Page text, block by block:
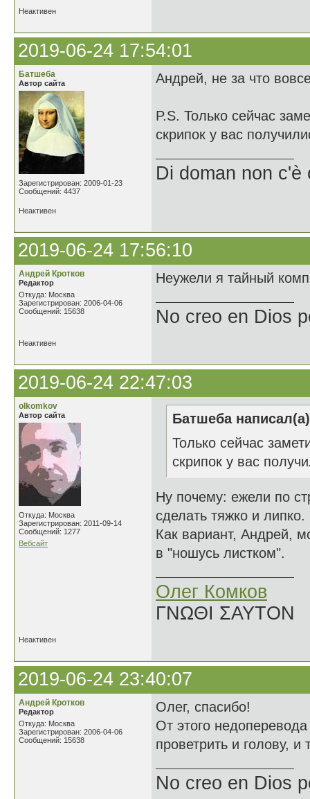
Неактивен
2019-06-24 17:54:01
Батшеба
Автор сайта
Зарегистрирован: 2009-01-23
Сообщений: 4437
Андрей, не за что
P.S. Только сейчас
скрипок у вас
Di doman non c'è
Неактивен
2019-06-24 17:56:10
Андрей Кротков
Редактор
Откуда: Москва
Зарегистрирован: 2006-04-06
Сообщений: 15638
Неужели я тайный
No creo en Dios
Неактивен
2019-06-24 22:47:03
olkomkov
Автор сайта
Откуда: Москва
Зарегистрирован: 2011-09-14
Сообщений: 1277
Вебсайт
Батшеба
Только сейчас
скрипок у вас
Ну почему: ежели по
сделать тяжко и
Как вариант, Андрей,
в "ношусь листком".
Олег Комков
ΓΝΩΘΙ ΣΑΥΤΟΝ
Неактивен
2019-06-24 23:40:07
Андрей Кротков
Редактор
Откуда: Москва
Зарегистрирован: 2006-04-06
Сообщений: 15638
Олег, спасибо!
От этого
проветрить и голову, и
No creo en Dios